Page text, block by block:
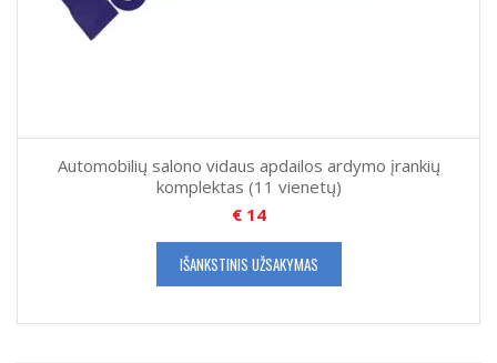
Automobilių salono vidaus apdailos ardymo įrankių
komplektas (11 vienetų)
€14
IŠANKSTINIS UŽSAKYMAS